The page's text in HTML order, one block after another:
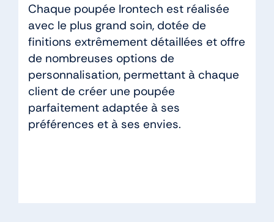
Chaque poupée Irontech est réalisée
avec le plus grand soin, dotée de
finitions extrêmement détaillées et offre
de nombreuses options de
personnalisation, permettant à chaque
client de créer une poupée
parfaitement adaptée à ses
préférences et à ses envies.